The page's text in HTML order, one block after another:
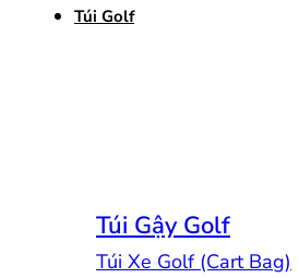
Túi Golf
Túi Gậy Golf
Túi Xe Golf (Cart Bag)